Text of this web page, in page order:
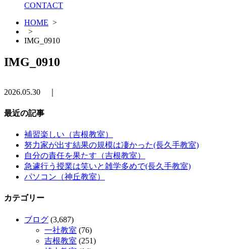
CONTACT
HOME >
>
IMG_0910
IMG_0910
2026.05.30 ｜
最近の記事
補習楽しい（吉根教室）
努力家が出す結果の規模は凄かった(長久手教室)
自分の責任を果たす（吉根教室）
急遽行う授業は笑いと雑学多めで(長久手教室)
パソコン（神丘教室）
カテゴリー
ブログ (3,687)
一社教室 (76)
吉根教室 (251)